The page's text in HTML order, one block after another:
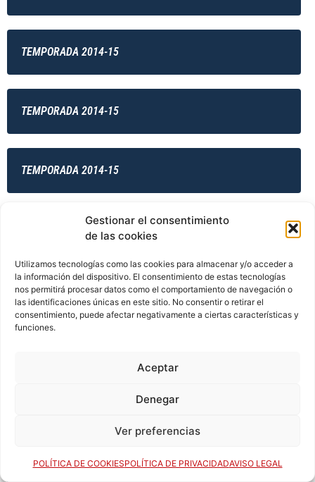
Gestionar el consentimiento
de las cookies
Utilizamos tecnologías como las cookies para almacenar y/o acceder a
la información del dispositivo. El consentimiento de estas tecnologías
nos permitirá procesar datos como el comportamiento de navegación o
las identificaciones únicas en este sitio. No consentir o retirar el
consentimiento, puede afectar negativamente a ciertas características y
funciones.
Aceptar
Denegar
Ver preferencias
POLÍTICA DE COOKIESPOLÍTICA DE PRIVACIDADAVISO LEGAL
TEMPORADA 2014-15
TEMPORADA 2014-15
TEMPORADA 2014-15
TEMPORADA 2014-15
TEMPORADA 2014-15
TEMPORADA 2015-16